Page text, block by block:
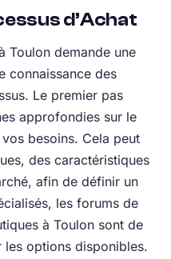
d’Achat
Toulon demande une
connaissance des
Le premier pas
approfondies sur le
besoins. Cela peut
des caractéristiques
afin de définir un
les forums de
à Toulon sont de
options disponibles.